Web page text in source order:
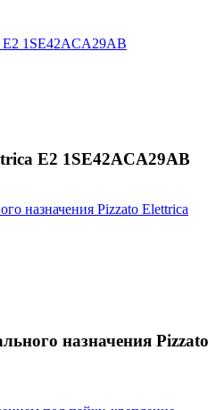
E2 1SE42ACA29AB
назначения Pizzato